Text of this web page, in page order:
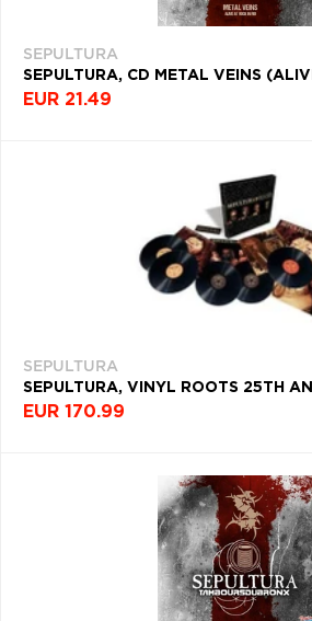
SEPULTURA
EUR 21.49
SEPULTURA
EUR 170.99